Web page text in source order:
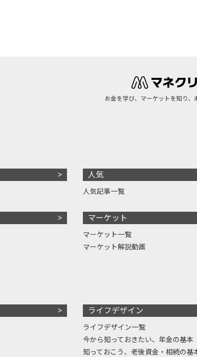
お金を学び、マーケットを知り、
人気
人気記事一覧
マーケット
マーケット一覧
マーケット解説動画
ライフデザイン
ライフデザイン一覧
今から知っておきたい、年金の基本
知っておこう、老後資金・相続の基